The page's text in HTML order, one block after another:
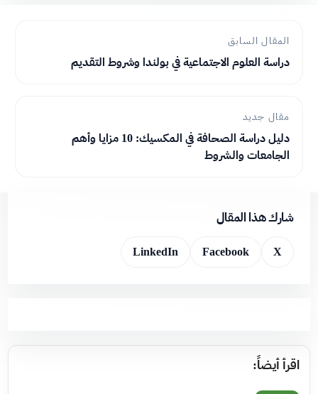
المقال السابق
دراسة العلوم الاجتماعية في بولندا وشروط التقديم
مقال جديد
دليل دراسة الصحافة في المكسيك: 10 مزايا وأهم
الجامعات والشروط
شارك هذا المقال
X
Facebook
LinkedIn
اقرأ أيضاً: